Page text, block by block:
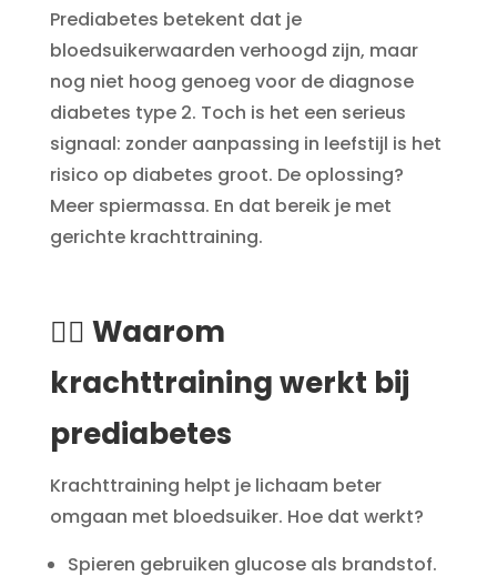
Prediabetes betekent dat je
bloedsuikerwaarden verhoogd zijn, maar
nog niet hoog genoeg voor de diagnose
diabetes type 2. Toch is het een serieus
signaal: zonder aanpassing in leefstijl is het
risico op diabetes groot. De oplossing?
Meer spiermassa. En dat bereik je met
gerichte krachttraining.
🏋️‍♂️ Waarom
krachttraining werkt bij
prediabetes
Krachttraining helpt je lichaam beter
omgaan met bloedsuiker. Hoe dat werkt?
Spieren gebruiken glucose als brandstof.